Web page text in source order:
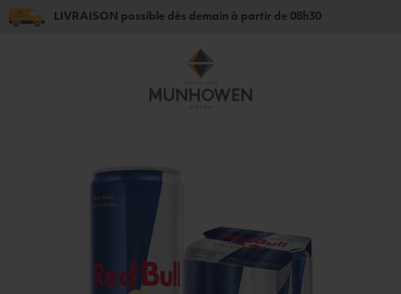
LIVRAISON possible dès demain à partir de 08h30